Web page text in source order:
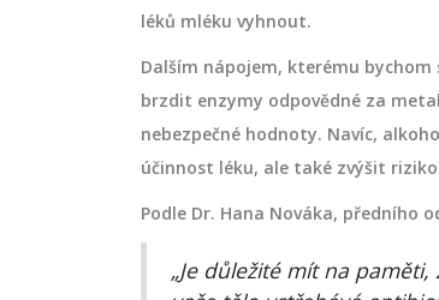
léků mléku vyhnout.
Dalším nápojem, kterému
brzdit enzymy odpovědné za
nebezpečné hodnoty. Navíc,
účinnost léku, ale také zvýšit
Podle Dr. Hana Nováka, předního
„Je důležité mít na
ZDRAVÍ